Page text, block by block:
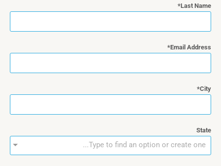
Last Name
Email Address
City
State
Type to find an option or create one...